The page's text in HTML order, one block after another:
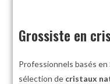
Grossiste en
Professionnels basés
sélection de cristaux